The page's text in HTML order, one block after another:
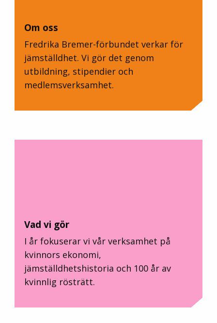
Om oss
Fredrika Bremer-förbundet verkar för
jämställdhet. Vi gör det genom
utbildning, stipendier och
medlemsverksamhet.
Vad vi gör
I år fokuserar vi vår verksamhet på
kvinnors ekonomi,
jämställdhetshistoria och 100 år av
kvinnlig rösträtt.